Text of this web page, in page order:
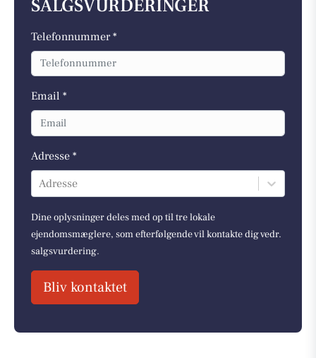
SALGSVURDERINGER
Telefonnummer *
Email *
Adresse *
Adresse
Dine oplysninger deles med op til tre lokale
ejendomsmæglere, som efterfølgende vil kontakte dig vedr.
salgsvurdering.
Bliv kontaktet